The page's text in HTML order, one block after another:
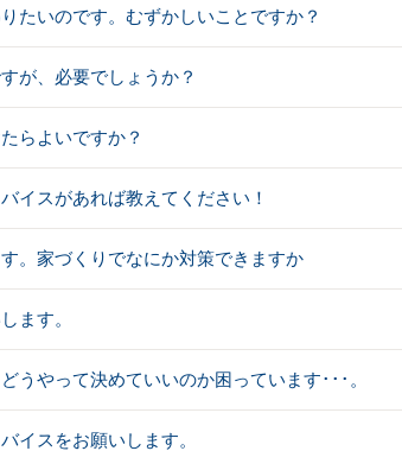
たいのです。むずかしいことですか？
が、必要でしょうか？
らよいですか？
イスがあれば教えてください！
。家づくりでなにか対策できますか
ます。
うやって決めていいのか困っています･･･。
イスをお願いします。